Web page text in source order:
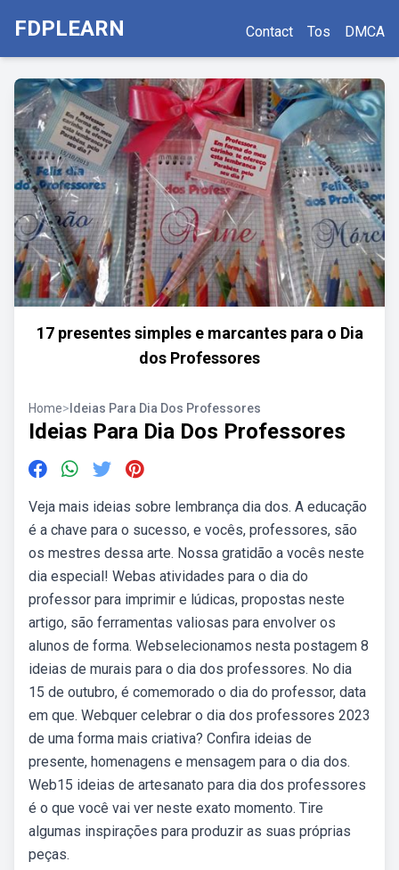
FDPLEARN Contact Tos DMCA
17 presentes simples e marcantes para o Dia
dos Professores
Home> Ideias Para Dia Dos Professores
Ideias Para Dia Dos Professores
Veja mais ideias sobre lembrança dia dos. A educação
é a chave para o sucesso, e vocês, professores, são
os mestres dessa arte. Nossa gratidão a vocês neste
dia especial! Webas atividades para o dia do
professor para imprimir e lúdicas, propostas neste
artigo, são ferramentas valiosas para envolver os
alunos de forma. Webselecionamos nesta postagem 8
ideias de murais para o dia dos professores. No dia
15 de outubro, é comemorado o dia do professor, data
em que. Webquer celebrar o dia dos professores 2023
de uma forma mais criativa? Confira ideias de
presente, homenagens e mensagem para o dia dos.
Web15 ideias de artesanato para dia dos professores
é o que você vai ver neste exato momento. Tire
algumas inspirações para produzir as suas próprias
peças.